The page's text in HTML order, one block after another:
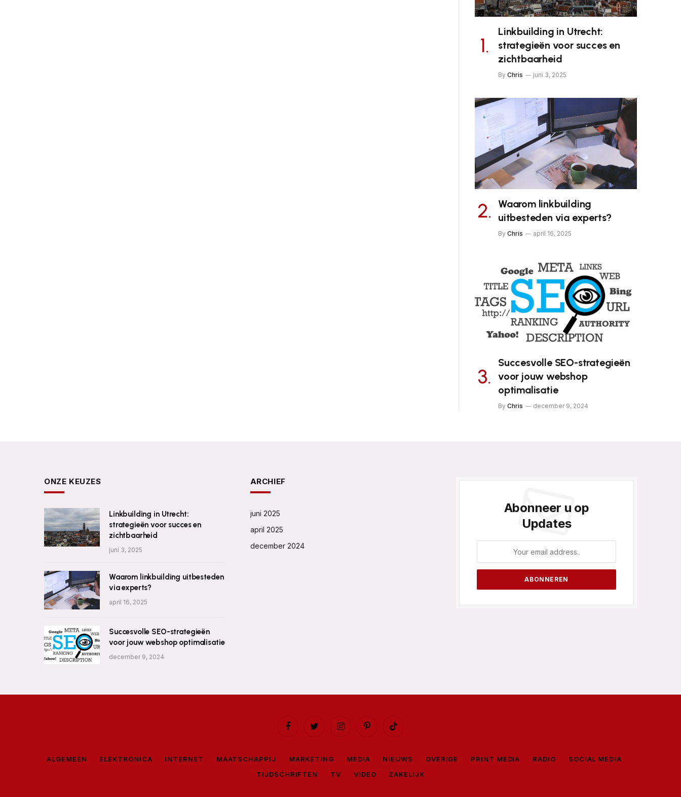
Linkbuilding in Utrecht:
strategieën voor succes en
zichtbaarheid
By Chris juni 3, 2025
Waarom linkbuilding
uitbesteden via experts?
By Chris april 16, 2025
Succesvolle SEO-strategieën
voor jouw webshop
optimalisatie
By Chris december 9, 2024
ONZE KEUZES
Linkbuilding in Utrecht:
strategieën voor succes en
zichtbaarheid
juni 3, 2025
Waarom linkbuilding uitbesteden
via experts?
april 16, 2025
Succesvolle SEO-strategieën
voor jouw webshop optimalisatie
december 9, 2024
ARCHIEF
juni 2025
april 2025
december 2024
Abonneer u op
Updates
FacebookTwitter InstagramPinterestTikTok
ALGEMEEN ELEKTRONICA INTERNET MAATSCHAPPIJ MARKETING MEDIA NIEUWS OVERIGE PRINT MEDIA RADIO
SOCIAL MEDIA
TIJDSCHRIFTEN
TV VIDEO ZAKELIJK